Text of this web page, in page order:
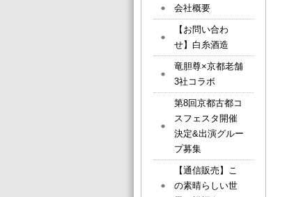
会社概要
【お問い合わ
せ】白糸酒造
竜胆尊×京都老舗
3社コラボ
第8回京都古都コ
スフェスタ開催
決定&出演グルー
プ募集
【通信販売】こ
の素晴らしい世